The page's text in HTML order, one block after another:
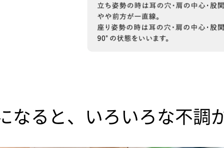
なると、 いろいろな不調